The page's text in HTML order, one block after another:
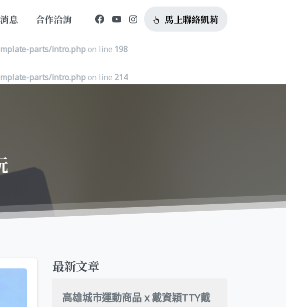
息 合作洽詢 馬上聯絡凱莉
parts/intro.php on line185
parts/intro.phpon line 198
parts/intro.phpon line 214
最新文章
高雄城市運動商品 x 戴資穎TTY戴